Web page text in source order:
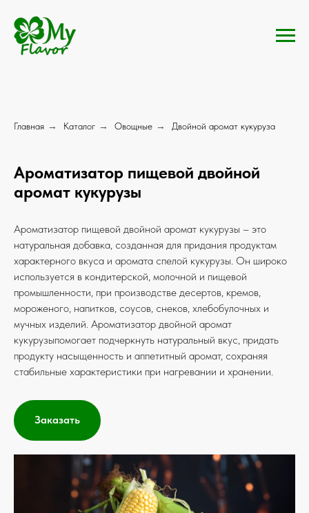
Главная → Каталог → Овощные → Двойной аромат кукуруза
Ароматизатор пищевой двойной
аромат кукурузы
Ароматизатор пищевой двойной аромат кукурузы – это
натуральная добавка, созданная для придания продуктам
характерного вкуса и аромата спелой кукурузы. Он широко
используется в кондитерской, молочной и пищевой
промышленности, при производстве десертов, кремов,
мороженого, напитков, соусов, снеков, хлебобулочных и
мучных изделий. Ароматизатор двойной аромат
кукурузыпомогает подчеркнуть натуральный вкус, придать
продукту насыщенность и аппетитный аромат, сохраняя
стабильные характеристики при нагревании и хранении.
Заказать